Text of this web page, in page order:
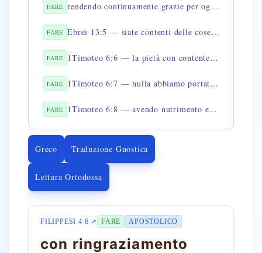
FARE rendendo continuamente grazie per ogni cosa
FARE Ebrei 13:5 — siate contenti delle cose che avete
FARE 1Timoteo 6:6 — la pietà con contentezza è un grande guadagno
FARE 1Timoteo 6:7 — nulla abbiamo portato nel mondo e nulla possiamo portarne via
FARE 1Timoteo 6:8 — avendo nutrimento e vestiti saremo contenti
Greco Traduzione Gnostica
Lettura Ortodossa
FILIPPESI 4 6 ↗ FARE APOSTOLICO
con ringraziamento